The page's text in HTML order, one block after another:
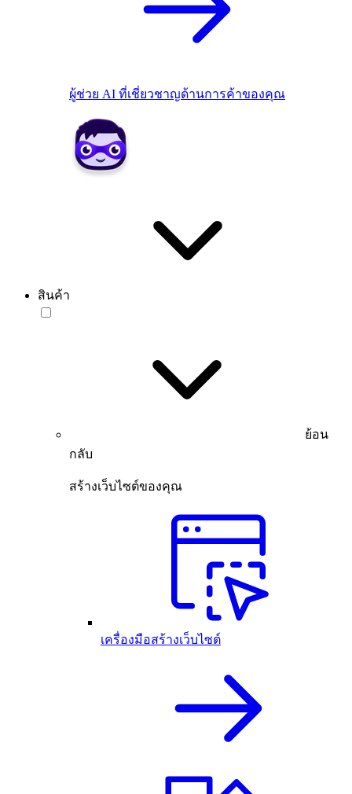
ผู้ช่วย AI ที่เชี่ยวชาญด้านการค้าของคุณ
สินค้า
ย้อน
กลับ
สร้างเว็บไซต์ของคุณ
เครื่องมือสร้างเว็บไซต์